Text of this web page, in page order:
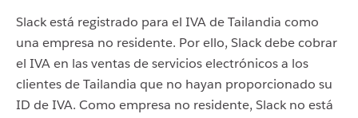
Slack está registrado para el IVA de Tailandia como
una empresa no residente. Por ello, Slack debe cobrar
el IVA en las ventas de servicios electrónicos a los
clientes de Tailandia que no hayan proporcionado su
ID de IVA. Como empresa no residente, Slack no está